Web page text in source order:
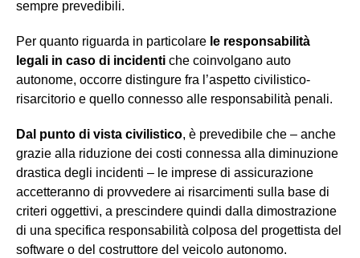
sempre prevedibili.
Per quanto riguarda in particolare le responsabilità
legali in caso di incidenti che coinvolgano auto
autonome, occorre distingure fra l’aspetto civilistico-
risarcitorio e quello connesso alle responsabilità penali.
Dal punto di vista civilistico, è prevedibile che – anche
grazie alla riduzione dei costi connessa alla diminuzione
drastica degli incidenti – le imprese di assicurazione
accetteranno di provvedere ai risarcimenti sulla base di
criteri oggettivi, a prescindere quindi dalla dimostrazione
di una specifica responsabilità colposa del progettista del
software o del costruttore del veicolo autonomo.